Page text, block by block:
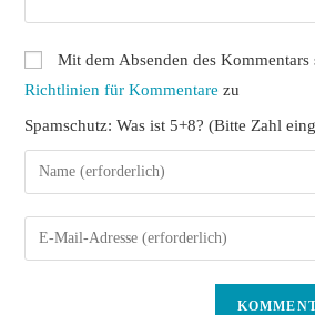
Mit dem Absenden des Kommentars
Richtlinien für Kommentare zu
Spamschutz: Was ist 5+8? (Bitte Zahl
Gib
deinen
Namen
oder
Gib
deine